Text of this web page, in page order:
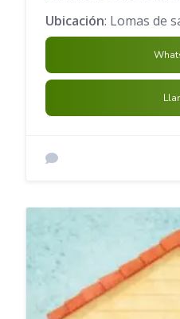
Ubicación: Lomas de